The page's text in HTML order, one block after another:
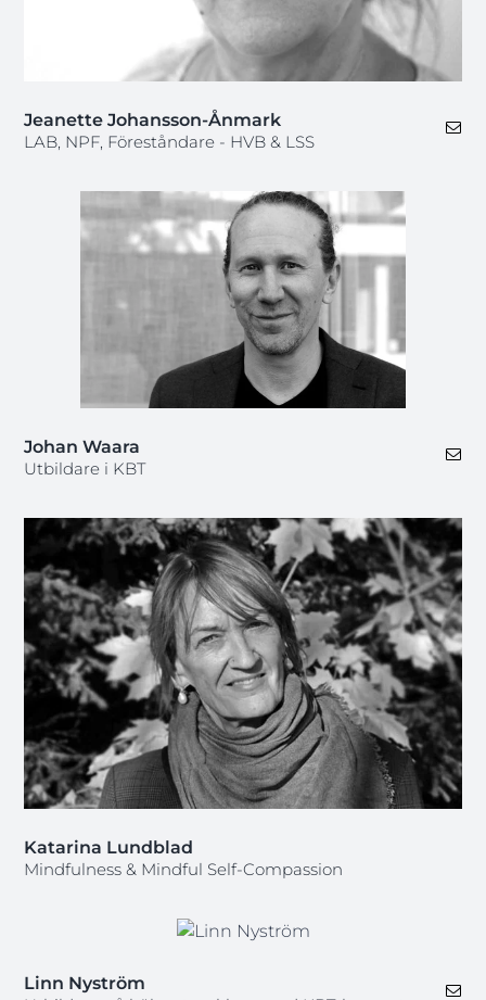
Jeanette Johansson-Ånmark
LAB, NPF, Föreståndare - HVB & LSS
Johan Waara
Utbildare i KBT
Katarina Lundblad
Mindfulness & Mindful Self-Compassion
Linn Nyström